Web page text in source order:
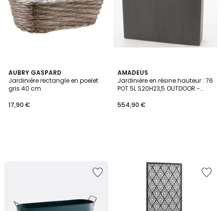
AUBRY GASPARD
Jardinière rectangle en poelet
gris 40 cm
17,90 €
AMADEUS
Jardinière en résine hauteur : 76
POT 5L S20H23,5 OUTDOOR -
554,90 €